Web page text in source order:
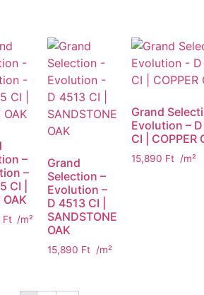
–
–
CI |
OAK
Ft /m²
Grand
Selection –
Evolution –
D 4513 CI |
SANDSTONE
OAK
15,890 Ft /m²
Grand
Evolution –
CI | COPPER
15,890 Ft /m²